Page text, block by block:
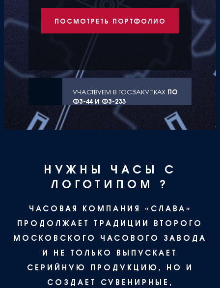
ПОСМОТРЕТЬ ПОРТФОЛИО
УЧАСТВУЕМ В ГОСЗАКУПКАХ ПО
ФЗ-44 И ФЗ-233
НУЖНЫ ЧАСЫ С
ЛОГОТИПОМ ?
ЧАСОВАЯ КОМПАНИЯ «СЛАВА»
ПРОДОЛЖАЕТ ТРАДИЦИИ ВТОРОГО
МОСКОВСКОГО ЧАСОВОГО ЗАВОДА
И НЕ ТОЛЬКО ВЫПУСКАЕТ
СЕРИЙНУЮ ПРОДУКЦИЮ, НО И
СОЗДАЕТ СУВЕНИРНЫЕ,